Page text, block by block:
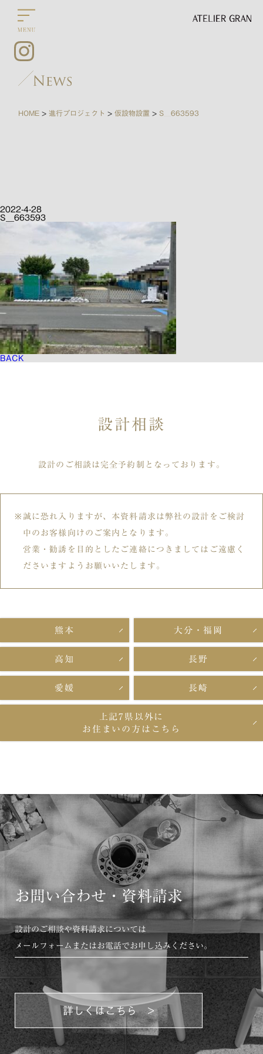
HOME >進行プロジェクト >仮設物設置 > S__663593
2022-4-28
S__663593
BACK
設計相談
設計のご相談は完全予約制となっております。
誠に恐れ入りますが、本資料請求は弊社の設計をご検討
中のお客様向けのご案内となります。
営業・勧誘を目的としたご連絡につきましてはご遠慮く
ださいますようお願いいたします。
熊本 大分・福岡
高知 長野
愛媛 長崎
上記7県以外に
お住まいの方はこちら
お問い合わせ・資料請求
設計のご相談や資料請求については
メールフォームまたはお電話でお申し込みください。
詳しくはこちら >